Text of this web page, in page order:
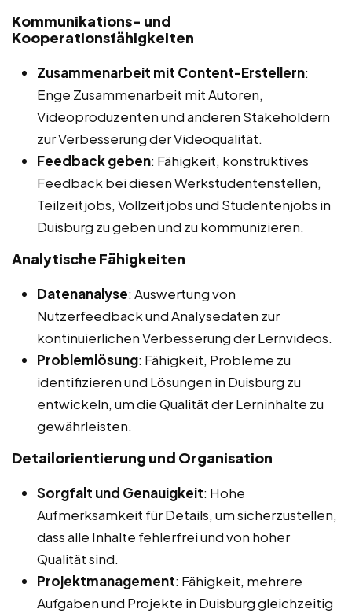
Kommunikations- und
Kooperationsfähigkeiten
Zusammenarbeit mit Content-Erstellern:
Enge Zusammenarbeit mit Autoren,
Videoproduzenten und anderen Stakeholdern
zur Verbesserung der Videoqualität.
Feedback geben: Fähigkeit, konstruktives
Feedback bei diesen Werkstudentenstellen,
Teilzeitjobs, Vollzeitjobs und Studentenjobs in
Duisburg zu geben und zu kommunizieren.
Analytische Fähigkeiten
Datenanalyse: Auswertung von
Nutzerfeedback und Analysedaten zur
kontinuierlichen Verbesserung der Lernvideos.
Problemlösung: Fähigkeit, Probleme zu
identifizieren und Lösungen in Duisburg zu
entwickeln, um die Qualität der Lerninhalte zu
gewährleisten.
Detailorientierung und Organisation
Sorgfalt und Genauigkeit: Hohe
Aufmerksamkeit für Details, um sicherzustellen,
dass alle Inhalte fehlerfrei und von hoher
Qualität sind.
Projektmanagement: Fähigkeit, mehrere
Aufgaben und Projekte in Duisburg gleichzeitig